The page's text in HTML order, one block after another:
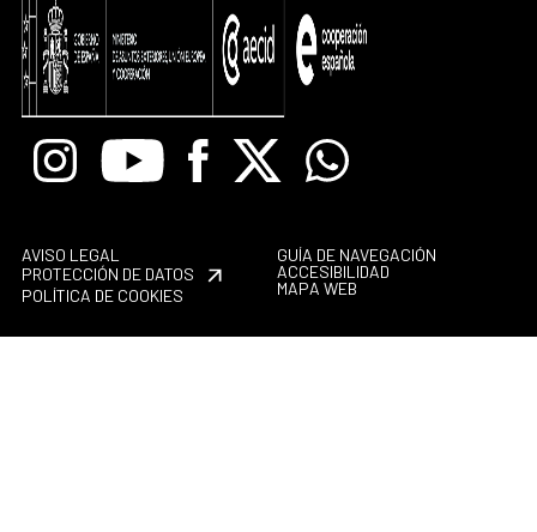
InstagramYoutube Facebook
X Whatsapp
AVISO LEGAL
PROTECCIÓN DE DATOS
POLÍTICA DE COOKIES
GUÍA DE NAVEGACIÓN
ACCESIBILIDAD
MAPA WEB